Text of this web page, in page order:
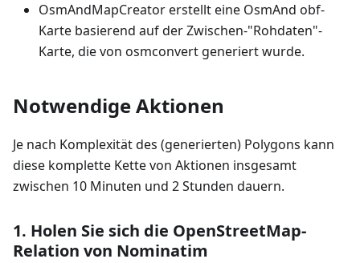
OsmAndMapCreator erstellt eine OsmAnd obf-
Karte basierend auf der Zwischen-"Rohdaten"-
Karte, die von osmconvert generiert wurde.
Notwendige Aktionen
Je nach Komplexität des (generierten) Polygons kann
diese komplette Kette von Aktionen insgesamt
zwischen 10 Minuten und 2 Stunden dauern.
1. Holen Sie sich die OpenStreetMap-
Relation von Nominatim